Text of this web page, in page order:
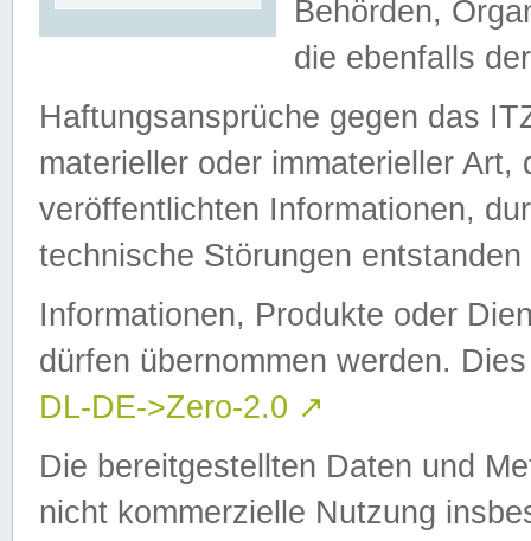
Behörden,
die ebenfalls
Haftungsansprüche gegen das
materieller oder immaterieller
veröffentlichten Informationen,
technische Störungen
Informationen, Produkte oder
dürfen übernommen werden.
DL-DE->Zero-2.0 ↗
Die bereitgestellten Daten und
nicht kommerzielle Nutzung